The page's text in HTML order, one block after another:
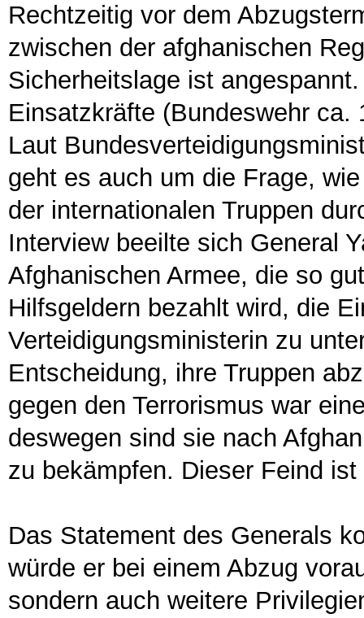
Rechtzeitig vor dem
zwischen der afghanischen
Sicherheitslage ist
Einsatzkräfte (Bundeswehr
Laut
geht es auch um die Frage,
der internationalen Truppen
Interview beeilte sich General
Afghanischen Armee, die so
Hilfsgeldern bezahlt wird, die
Verteidigungsministerin zu
Entscheidung, ihre Truppen
gegen den Terrorismus war
deswegen sind sie nach
zu bekämpfen. Dieser Feind
Das Statement des Generals
würde er bei einem Abzug
sondern auch weitere